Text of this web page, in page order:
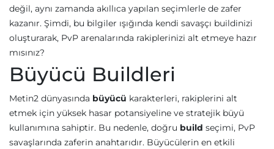
değil, aynı zamanda akıllıca yapılan seçimlerle de zafer
kazanır. Şimdi, bu bilgiler ışığında kendi savaşçı buildinizi
oluşturarak, PvP arenalarında rakiplerinizi alt etmeye hazır
mısınız?
Büyücü Buildleri
Metin2 dünyasında büyücü karakterleri, rakiplerini alt
etmek için yüksek hasar potansiyeline ve stratejik büyü
kullanımına sahiptir. Bu nedenle, doğru build seçimi, PvP
savaşlarında zaferin anahtarıdır. Büyücülerin en etkili